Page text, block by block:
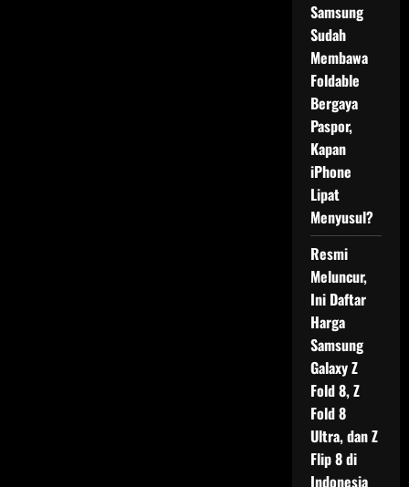
Samsung
Sudah
Membawa
Foldable
Bergaya
Paspor,
Kapan
iPhone
Lipat
Menyusul?
Resmi
Meluncur,
Ini Daftar
Harga
Samsung
Galaxy Z
Fold 8, Z
Fold 8
Ultra, dan Z
Flip 8 di
Indonesia